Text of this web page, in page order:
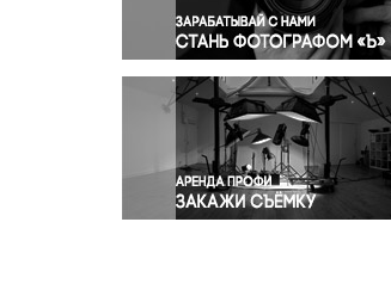
Происшествия и конфликты
Религия
Светская жизнь
Спорт
Экология
Экономика и бизнес